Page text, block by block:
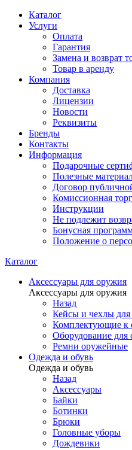
Каталог
Услуги
Оплата
Гарантия
Замена и возврат
Товар в аренду
Компания
Доставка
Лицензии
Новости
Реквизиты
Бренды
Контакты
Информация
Подарочные
Полезные
Договор
Комиссионная
Инструкции
Не подлежит
Бонусная
Положение о
Каталог
Аксессуары для оружия
Аксессуары для оружия
Назад
Кейсы и чехлы
Комплектующие к
Оборудование для
Ремни оружейные
Одежда и обувь
Одежда и обувь
Назад
Аксессуары
Байки
Ботинки
Брюки
Головные уборы
Дождевики